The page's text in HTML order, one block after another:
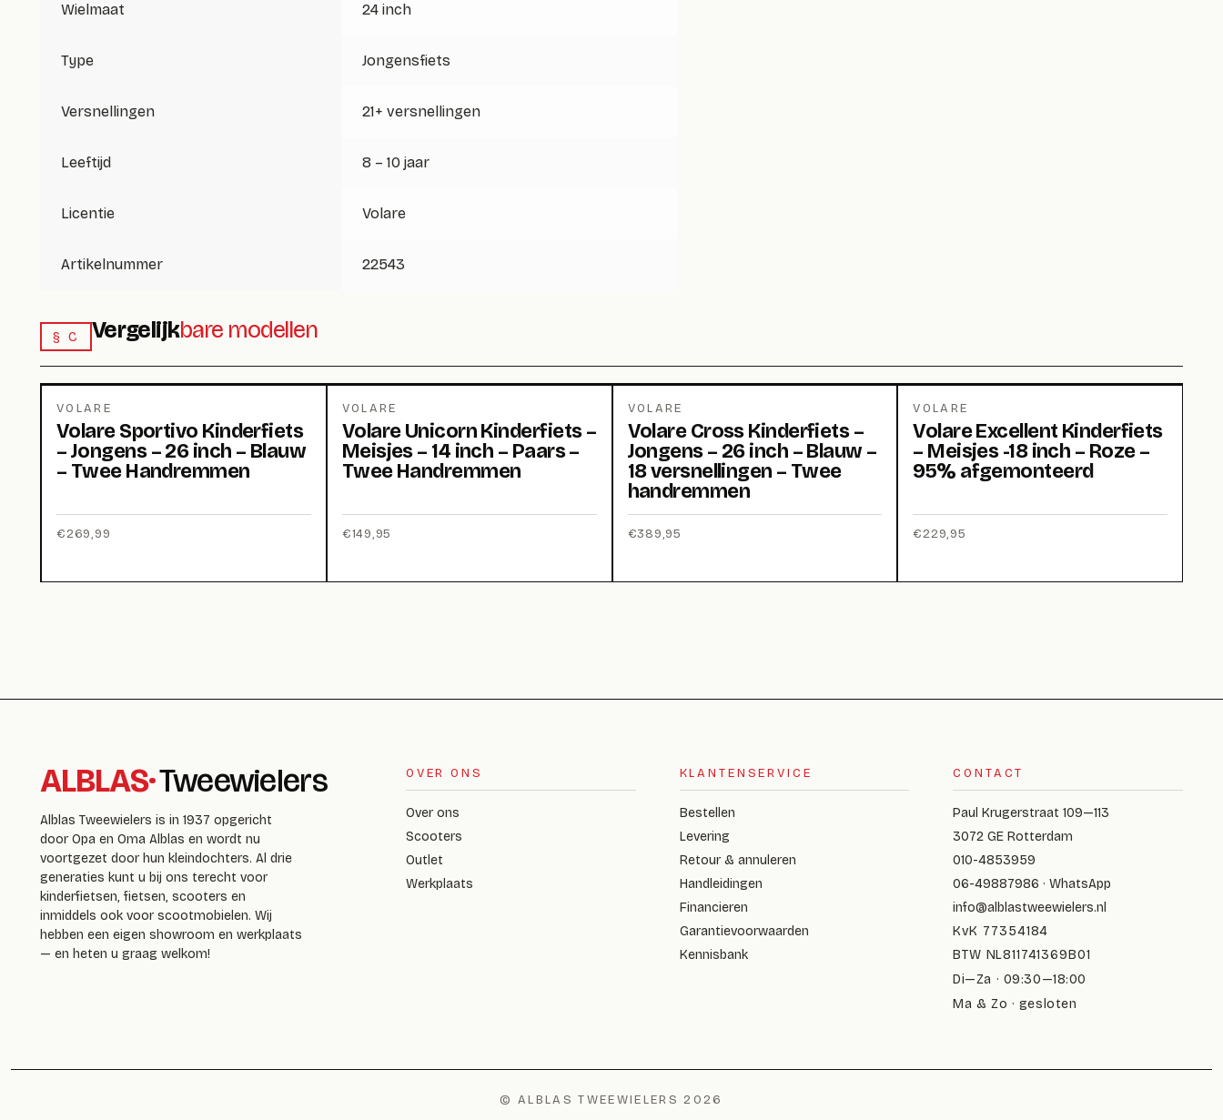
Wielmaat 24 inch
Type Jongensfiets
Versnellingen 21+ versnellingen
Leeftijd 8 – 10 jaar
Licentie Volare
Artikelnummer 22543
§ C Vergelijkbare modellen
VOLARE
Volare Sportivo Kinderfiets
– Jongens – 26 inch – Blauw
– Twee Handremmen
€269,99
VOLARE
Volare Unicorn Kinderfiets –
Meisjes – 14 inch – Paars –
Twee Handremmen
€149,95
VOLARE
Volare Cross Kinderfiets –
Jongens – 26 inch – Blauw –
18 versnellingen – Twee
handremmen
€389,95
VOLARE
Volare Excellent Kinderfiets
– Meisjes -18 inch – Roze –
95% afgemonteerd
€229,95
ALBLAS·Tweewielers
Alblas Tweewielers is in 1937 opgericht
door Opa en Oma Alblas en wordt nu
voortgezet door hun kleindochters. Al drie
generaties kunt u bij ons terecht voor
kinderfietsen, fietsen, scooters en
inmiddels ook voor scootmobielen. Wij
hebben een eigen showroom en werkplaats
— en heten u graag welkom!
OVER ONS
Over ons
Scooters
Outlet
Werkplaats
KLANTENSERVICE
Bestellen
Levering
Retour & annuleren
Handleidingen
Financieren
Garantievoorwaarden
Kennisbank
CONTACT
Paul Krugerstraat 109—113
3072 GE Rotterdam
010-4853959
06-49887986 · WhatsApp
info@alblastweewielers.nl
KvK 77354184
BTW NL811741369B01
Di—Za · 09:30—18:00
Ma & Zo · gesloten
© ALBLAS TWEEWIELERS 2026